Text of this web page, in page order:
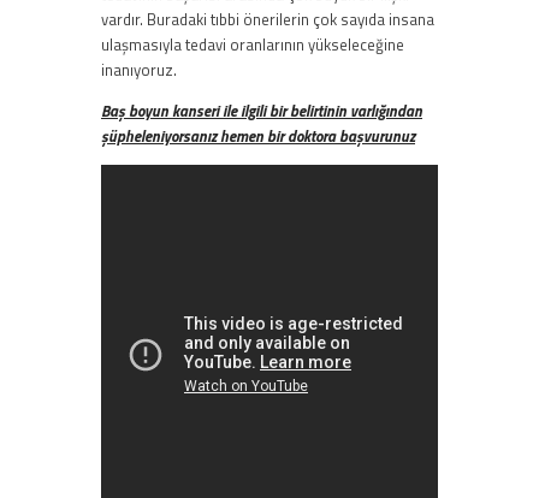
vardır. Buradaki tıbbi önerilerin çok sayıda insana
ulaşmasıyla tedavi oranlarının yükseleceğine
inanıyoruz.
Baş boyun kanseri ile ilgili bir belirtinin varlığından
şüpheleniyorsanız hemen bir doktora başvurunuz